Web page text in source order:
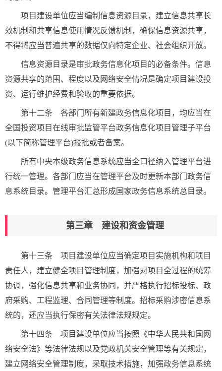
项目建设单位应当编制信息资源目录，建立信息共享长
效机制和共享信息使用情况反馈机制，确保信息资源共享，
不得将应当普遍共享的数据仅向特定企业、社会组织开放。
信息资源目录是审批政务信息化项目的必备条件。信息
资源共享的范围、程度以及网络安全情况是确定项目建设投
资、运行维护经费和验收的重要依据。
第十二条 各部门所有新建政务信息化项目，均应当在
全国投资项目在线审批监管平台政务信息化项目管理子平台
(以下简称管理平台)报批或者备案。
所有中央本级政务信息系统应当全口径纳入管理平台进
行统一管理。各部门应当在管理平台及时更新本部门政务信
息系统目录。管理平台汇总形成国家政务信息系统总目录。
第三章 建设和资金管理
第十三条 项目建设单位应当确定项目实施机构和项目
责任人，建立健全项目管理制度，加强对项目全过程的统筹
协调，强化信息共享和业务协同，并严格执行招标投标、政
府采购、工程监理、合同管理等制度。招标采购涉密信息系
统的，还应当执行保密有关法律法规规定。
第十四条 项目建设单位应当按照《中华人民共和国网
络安全法》等法律法规以及党政机关安全管理等有关规定，
建立网络安全管理制度，采取技术措施，加强政务信息系统